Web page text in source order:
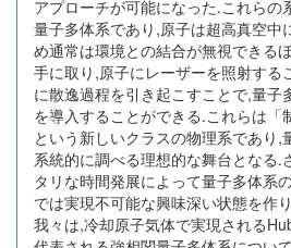
アプローチが可能になった.これらの
量子多体系であり,原子は超高真空中
め通常は環境との結合が無視できる
手に取り,原子にレーザーを照射する
に散逸過程を引き起こすことで,量子
を導入することができる.これらは「
という新しいクラスの物理系であり,
系統的に調べる理想的な舞台となる.
タリな時間発展によって量子多体系
では実現不可能な興味深い状態を作
我々は,冷却原子気体で実現される